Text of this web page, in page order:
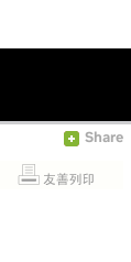
Share